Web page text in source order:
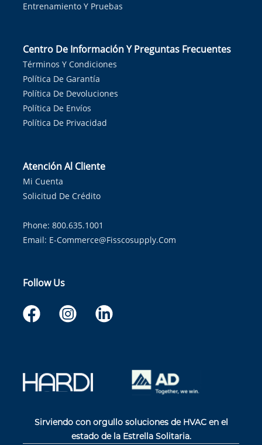
Entrenamiento Y Pruebas
Centro De Información Y Preguntas Frecuentes
Términos Y Condiciones
Política De Garantía
Política De Devoluciones
Política De Envíos
Política De Privacidad
Atención Al Cliente
Mi Cuenta
Solicitud De Crédito
Phone: 800.635.1001
Email: E-Commerce@fisscosupply.com
Follow Us
Sirviendo con orgullo soluciones de HVAC en el
estado de la Estrella Solitaria.